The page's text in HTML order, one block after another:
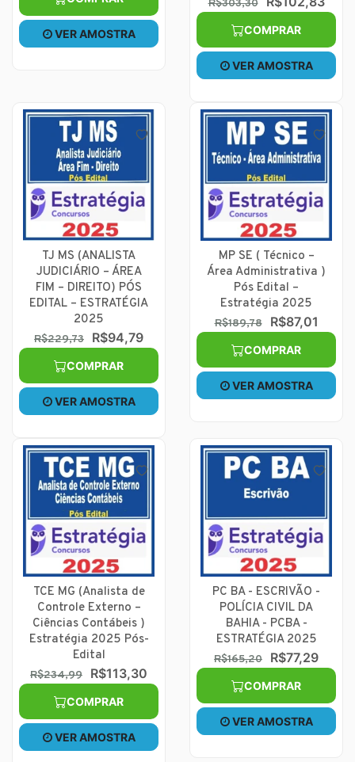
VER AMOSTRA
R$303,30
COMPRAR
VER AMOSTRA
TJ MS (ANALISTA
JUDICIÁRIO – ÁREA
FIM – DIREITO) PÓS
EDITAL – ESTRATÉGIA
2025
R$229,73 R$94,79
COMPRAR
VER AMOSTRA
MP SE ( Técnico –
Área Administrativa )
Pós Edital –
Estratégia 2025
R$189,78 R$87,01
COMPRAR
VER AMOSTRA
TCE MG (Analista de
Controle Externo –
Ciências Contábeis )
Estratégia 2025 Pós-
Edital
R$234,99 R$113,30
COMPRAR
VER AMOSTRA
PC BA - ESCRIVÃO -
POLÍCIA CIVIL DA
BAHIA - PCBA -
ESTRATÉGIA 2025
R$165,20 R$77,29
COMPRAR
VER AMOSTRA